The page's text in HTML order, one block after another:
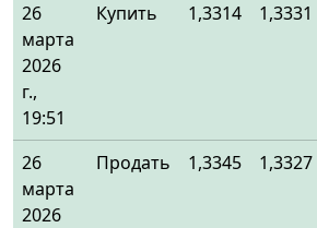
26
марта
2026
г.,
19:51
Купить 1,3314 1,3331
26
марта
2026
Продать 1,3345 1,3327